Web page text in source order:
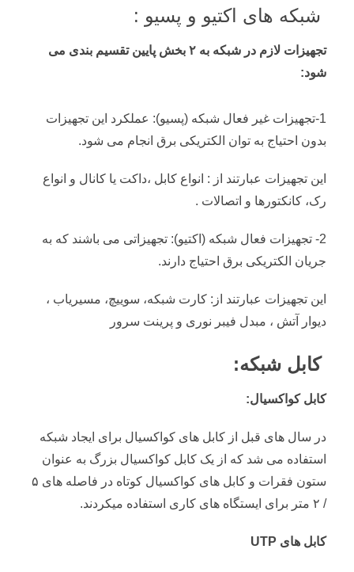
شبکه های اکتیو و پسیو :
تجهیزات لازم در شبکه به ۲ بخش پایین تقسیم بندی می
شود:
1-تجهیزات غیر فعال شبکه (پسیو): عملکرد این تجهیزات
بدون احتیاج به توان الکتریکی برق انجام می شود.
این تجهیزات عبارتند از : انواع کابل ،داکت یا کانال و انواع
رک، کانکتورها و اتصالات .
2- تجهیزات فعال شبکه (اکتیو): تجهیزاتی می باشند که به
جریان الکتریکی برق احتیاج دارند.
این تجهیزات عبارتند از: کارت شبکه، سوییچ، مسیریاب ،
دیوار آتش ، مبدل فیبر نوری و پرینت سرور
کابل شبکه:
کابل کواکسیال:
در سال های قبل از کابل های کواکسیال برای ایجاد شبکه
استفاده می شد که از یک کابل کواکسیال بزرگ به عنوان
ستون فقرات و کابل های کواکسیال کوتاه در فاصله های ۵
/ ۲ متر برای ایستگاه های کاری استفاده میکردند.
کابل های UTP